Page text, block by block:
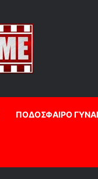
ΠΟΔΟΣΦΑΙΡΟ